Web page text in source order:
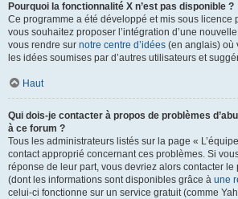
Pourquoi la fonctionnalité X n’est pas disponible ?
Ce programme a été développé et mis sous licence
vous souhaitez proposer l’intégration d’une
vous rendre sur notre centre d’idées (en anglais) où
les idées soumises par d’autres utilisateurs et
Haut
Qui dois-je contacter à propos de problèmes
à ce forum ?
Tous les administrateurs listés sur la page «
contact approprié concernant ces problèmes. Si
réponse de leur part, vous devriez alors contacter
(dont les informations sont disponibles grâce à une
celui-ci fonctionne sur un service gratuit (comme